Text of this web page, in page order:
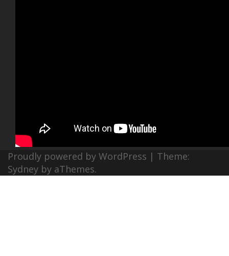
Proudly powered by WordPress | Theme:
Sydney by aThemes.